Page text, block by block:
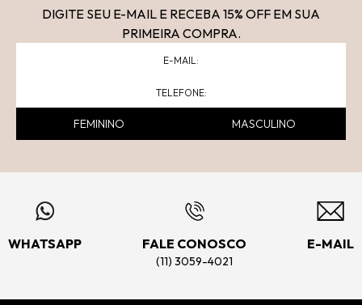
DIGITE SEU E-MAIL E RECEBA 15% OFF EM SUA
PRIMEIRA COMPRA.
FEMININO MASCULINO
WHATSAPP FALE CONOSCO
(11) 3059-4021
E-MAIL